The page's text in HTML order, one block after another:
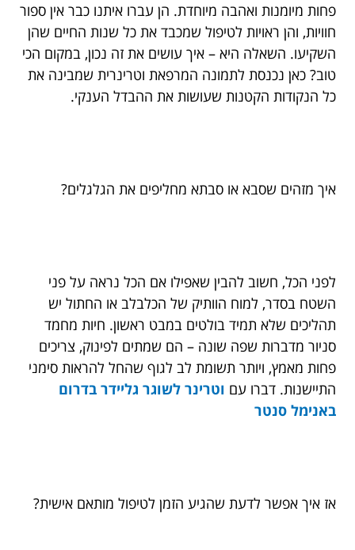
פחות מיומנות ואהבה מיוחדת. הן עברו איתנו כבר אין ספור
חוויות, והן ראויות לטיפול שמכבד את כל שנות החיים שהן
השקיעו. השאלה היא – איך עושים את זה נכון, במקום הכי
טוב? כאן נכנסת לתמונה המרפאת וטרינרית שמבינה את
כל הנקודות הקטנות שעושות את ההבדל הענקי.
איך מזהים שסבא או סבתא מחליפים את הגלגלים?
לפני הכל, חשוב להבין שאפילו אם הכל נראה על פני
השטח בסדר, למוח הוותיק של הכלבלב או החתול יש
תהליכים שלא תמיד בולטים במבט ראשון. חיות מחמד
סניור מדברות שפה שונה – הם שמתים לפינוק, צריכים
פחות מאמץ, ויותר תשומת לב לגוף שהחל להראות סימני
התיישנות. דברו עם וטרינר לשוגר גליידר בדרום
באנימל סנטר
אז איך אפשר לדעת שהגיע הזמן לטיפול מותאם אישית?